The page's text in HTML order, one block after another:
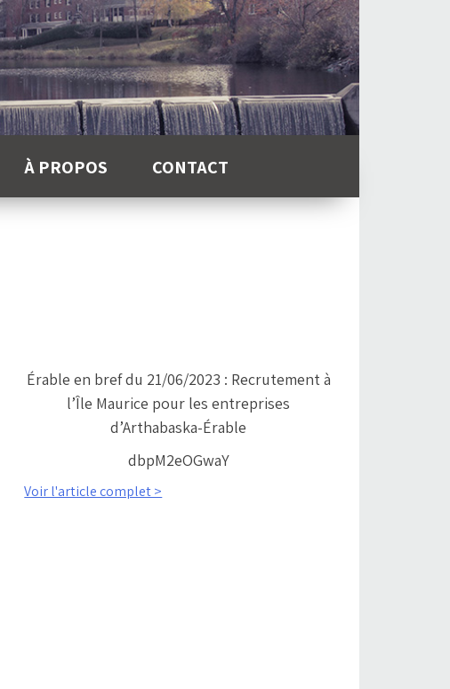
À PROPOS CONTACT
Érable en bref du 21/06/2023 : Recrutement à
l’Île Maurice pour les entreprises
d’Arthabaska-Érable
dbpM2eOGwaY
Voir l'article complet >